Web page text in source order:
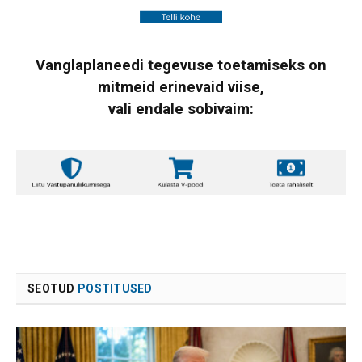
Vanglaplaneedi tegevuse toetamiseks on
mitmeid erinevaid viise,
vali endale sobivaim:
SEOTUD POSTITUSED